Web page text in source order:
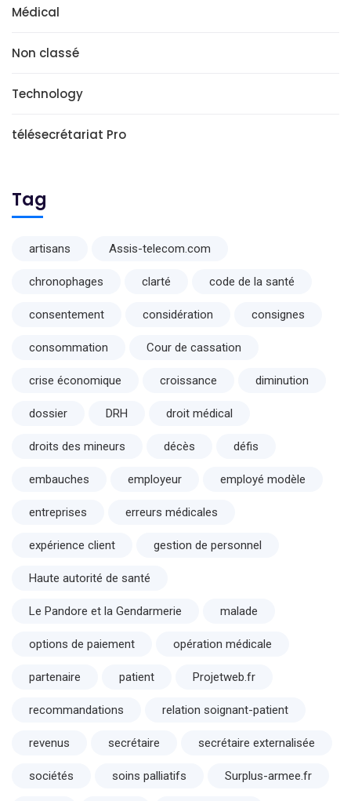
Médical
Non classé
Technology
télésecrétariat Pro
Tag
artisans Assis-telecom.com
chronophages clarté code de la santé
consentement considération consignes
consommation Cour de cassation
crise économique croissance diminution
dossier DRH droit médical
droits des mineurs décès défis
embauches employeur employé modèle
entreprises erreurs médicales
expérience client gestion de personnel
Haute autorité de santé
Le Pandore et la Gendarmerie malade
options de paiement opération médicale
partenaire patient Projetweb.fr
recommandations relation soignant-patient
revenus secrétaire secrétaire externalisée
sociétés soins palliatifs Surplus-armee.fr